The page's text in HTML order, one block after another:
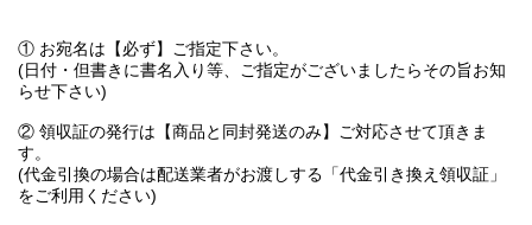
① お宛名は【必ず】ご指定下さい。
(日付・但書きに書名入り等、ご指定がございましたらその旨お知
らせ下さい)
② 領収証の発行は【商品と同封発送のみ】ご対応させて頂きま
す。
(代金引換の場合は配送業者がお渡しする「代金引き換え領収証」
をご利用ください)